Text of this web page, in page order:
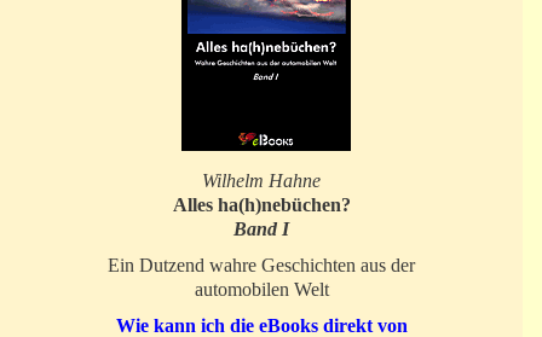
Wilhelm Hahne
Alles ha(h)nebüchen?
Band I
Ein Dutzend wahre Geschichten aus der
automobilen Welt
Wie kann ich die eBooks direkt von